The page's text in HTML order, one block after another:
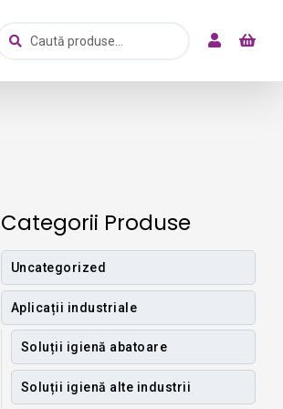
după:
Caută
Categorii Produse
Uncategorized
Aplicații industriale
Soluții igienă abatoare
Soluții igienă alte industrii